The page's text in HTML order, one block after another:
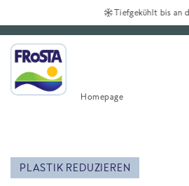
Tiefgekühlt bis an
Homepage
PLASTIK REDUZIEREN